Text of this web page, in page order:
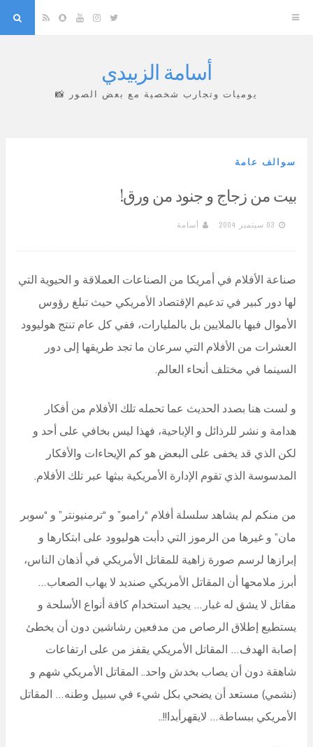
Twitter
Instagram
YouTube
Snapchat
RSS
أسامة الزبيدي
يوميات وتجارب شخصية مع بعض الصور 📸
سوالف عامة
بيت من زجاج و جنود من ورق!
03 سبتمبر 2004 أسامة
صناعة الأفلام في أمريكا من الصناعات العملاقة و الحيوية التي
لها دور كبير في تدعيم الإقتصاد الأمريكي حيث تبلغ رؤوس
الأموال فيها بالملايين بل بالمليارات، ففي كل عام تنتج هوليوود
العشرات من الأفلام التي سرعان ما تجد طريقها إلى دور
السينما في مختلف أنحاء العالم.
و لست هنا بصدد الحديث عما تحمله تلك الأفلام من أفكار
هدامة و نشر للرذائل و الإباحية، فهذا ليس بخافي على أحد و
لكن الذي قد يخفى على البعض هو كم الإيحاءات والأفكار
المدسوسة الذي تقوم الإدارة الأمريكية ببثها عبر تلك الأفلام.
من منكم لم يشاهد سلسلة أفلام “رامبو” و “ترمنيونتر” و “سوبر
مان” و غيرها من الرموز التي دأبت هوليوود على ابتكارها و
إبرازها لرسم صورة زاهية للمقاتل الأمريكي في أذهان الناس،
أبرز ملامحها أن المقاتل الأمريكي صنديد لا يهاب الصعاب…
مقاتل لا يشق له غبار… يجيد استخدام كافة أنواع الأسلحة و
يستطيع إطلاق الرصاص من مدفعين رشاشين دون أن يخطئ
إصابة الهدف… المقاتل الأمريكي يقفز من على ارتفاعات
شاهقة دون أن يصاب بخدش واحد.. المقاتل الأمريكي شهم و
(نشمي) مستعد أن يضحي بكل شيء في سبيل وطنه… المقاتل
الأمريكي ببساطة… لايقهرأبدا!!..